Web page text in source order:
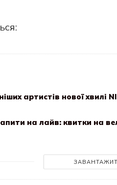
артистів нової хвилі
на лайв: квитки на